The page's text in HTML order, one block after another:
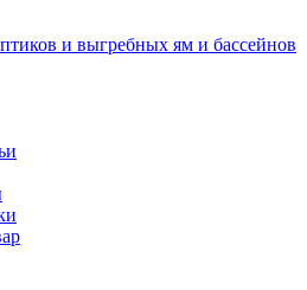
и выгребных ям и бассейнов